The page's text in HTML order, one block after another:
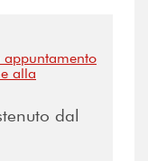
alla
dal